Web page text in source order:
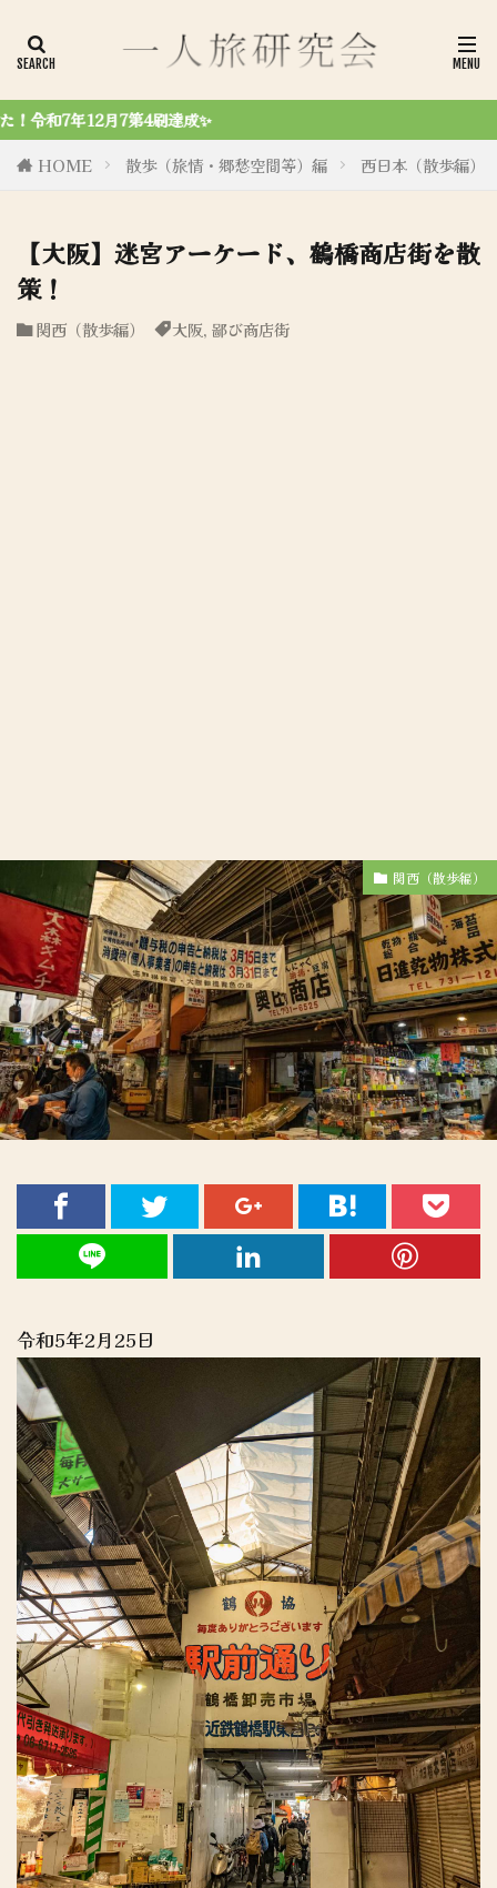
HOME
散歩（旅情・郷愁空間等）編 西日本（散歩編）
【大阪】迷宮アーケード、鶴橋商店街を散
策！
関西（散歩編） 大阪, 鄙び商店街
関西（散歩編）
令和5年2月25日